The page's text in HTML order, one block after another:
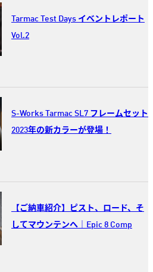
Tarmac Test Days イベントレポート
Vol.2
S-Works Tarmac SL7 フレームセット
2023年の新カラーが登場！
【ご納車紹介】ピスト、ロード、そ
してマウンテンへ｜Epic 8 Comp